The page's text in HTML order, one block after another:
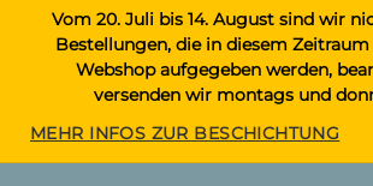
Inhalt
springen
Vom 20. Juli bis 14. August sind wir
Bestellungen, die in diesem
Webshop aufgegeben werden,
versenden wir montags und
MEHR INFOS ZUR BESCHICHTUNG